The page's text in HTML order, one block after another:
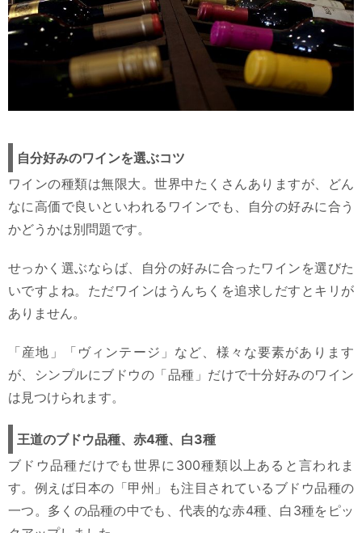
自分好みのワインを選ぶコツ
ワインの種類は無限大。世界中たくさんありますが、どん
なに高価で良いといわれるワインでも、自分の好みに合う
かどうかは別問題です。
せっかく選ぶならば、自分の好みに合ったワインを選びた
いですよね。ただワインはうんちくを追求しだすとキリが
ありません。
「産地」「ヴィンテージ」など、様々な要素があります
が、シンプルにブドウの「品種」だけで十分好みのワイン
は見つけられます。
王道のブドウ品種、赤4種、白3種
ブドウ品種だけでも世界に300種類以上あると言われま
す。例えば日本の「甲州」も注目されているブドウ品種の
一つ。多くの品種の中でも、代表的な赤4種、白3種をピッ